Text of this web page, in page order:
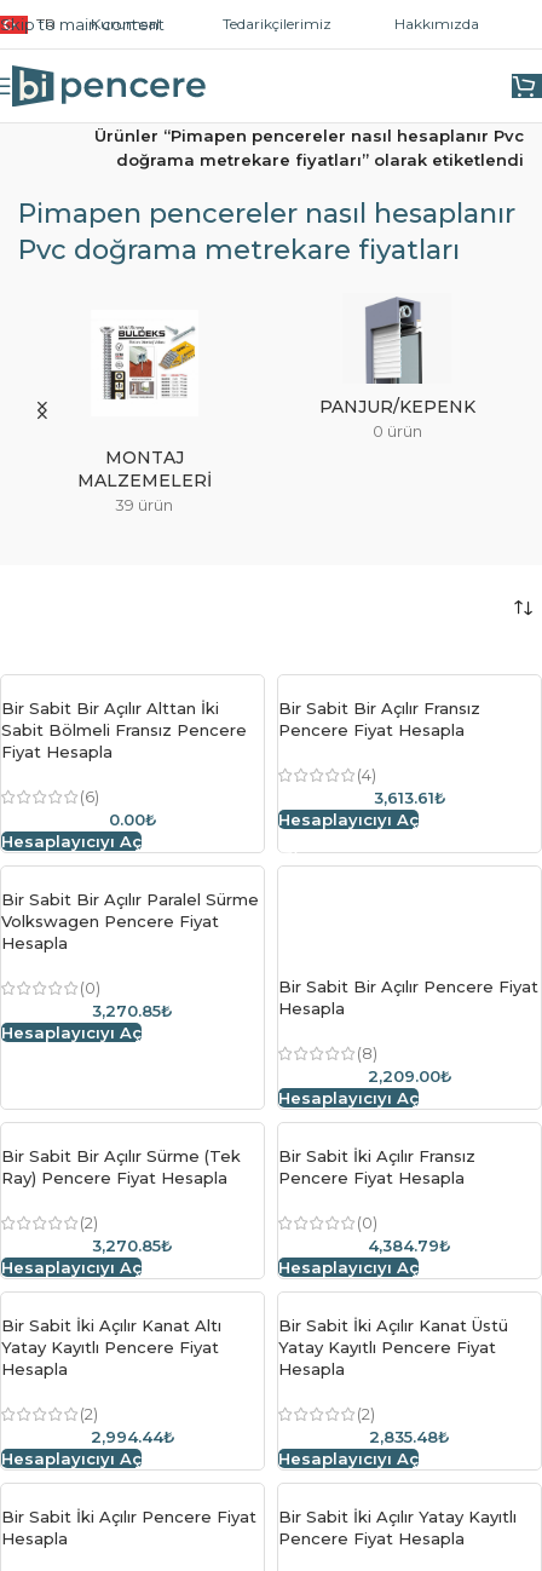
Skip to main content
TR Kurumsal Tedarikçilerimiz Hakkımızda
Ana Sayfa
Ürünler “Pimapen pencereler nasıl hesaplanır Pvc
doğrama metrekare fiyatları” olarak etiketlendi
Pimapen pencereler nasıl hesaplanır
Pvc doğrama metrekare fiyatları
MONTAJ
MALZEMELERI
39 ürün
PANJUR/KEPENK
0 ürün
Bir Sabit Bir Açılır Alttan İki
Sabit Bölmeli Fransız Pencere
Fiyat Hesapla
(6)
0.00₺
Hesaplayıcıyı Aç
Bir Sabit Bir Açılır Fransız
Pencere Fiyat Hesapla
(4)
3,613.61₺
Hesaplayıcıyı Aç
Bir Sabit Bir Açılır Paralel Sürme
Volkswagen Pencere Fiyat
Hesapla
(0)
3,270.85₺
Hesaplayıcıyı Aç
Bir Sabit Bir Açılır Pencere Fiyat
Hesapla
(8)
2,209.00₺
Hesaplayıcıyı Aç
Bir Sabit Bir Açılır Sürme (Tek
Ray) Pencere Fiyat Hesapla
(2)
3,270.85₺
Hesaplayıcıyı Aç
Bir Sabit İki Açılır Fransız
Pencere Fiyat Hesapla
(0)
4,384.79₺
Hesaplayıcıyı Aç
Bir Sabit İki Açılır Kanat Altı
Yatay Kayıtlı Pencere Fiyat
Hesapla
(2)
2,994.44₺
Hesaplayıcıyı Aç
Bir Sabit İki Açılır Kanat Üstü
Yatay Kayıtlı Pencere Fiyat
Hesapla
(2)
2,835.48₺
Hesaplayıcıyı Aç
Bir Sabit İki Açılır Pencere Fiyat
Hesapla
Bir Sabit İki Açılır Yatay Kayıtlı
Pencere Fiyat Hesapla